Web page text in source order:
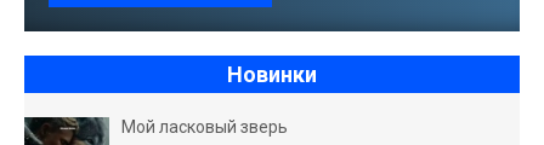
Новинки
Мой ласковый зверь